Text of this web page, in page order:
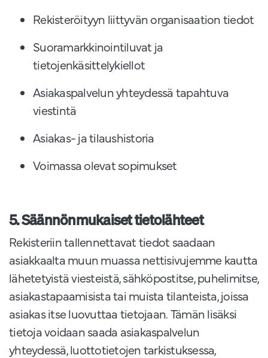
Rekisteröityyn liittyvän organisaation tiedot
Suoramarkkinointiluvat ja
tietojenkäsittelykiellot
Asiakaspalvelun yhteydessä tapahtuva
viestintä
Asiakas- ja tilaushistoria
Voimassa olevat sopimukset
5. Säännönmukaiset tietolähteet
Rekisteriin tallennettavat tiedot saadaan
asiakkaalta muun muassa nettisivujemme kautta
lähetetyistä viesteistä, sähköpostitse, puhelimitse,
asiakastapaamisista tai muista tilanteista, joissa
asiakas itse luovuttaa tietojaan. Tämän lisäksi
tietoja voidaan saada asiakaspalvelun
yhteydessä, luottotietojen tarkistuksessa,